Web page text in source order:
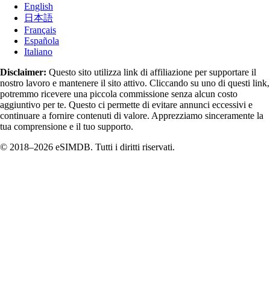
English
日本語
Français
Española
Italiano
Disclaimer: Questo sito utilizza link di affiliazione per supportare il
nostro lavoro e mantenere il sito attivo. Cliccando su uno di questi link,
potremmo ricevere una piccola commissione senza alcun costo
aggiuntivo per te. Questo ci permette di evitare annunci eccessivi e
continuare a fornire contenuti di valore. Apprezziamo sinceramente la
tua comprensione e il tuo supporto.
© 2018–2026 eSIMDB. Tutti i diritti riservati.